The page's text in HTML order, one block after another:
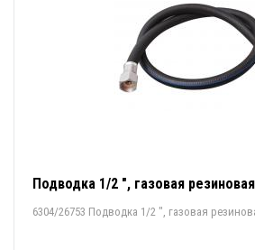
Подводка 1/2 ", газовая
6304/26753 Подводка 1/2 ", газовая